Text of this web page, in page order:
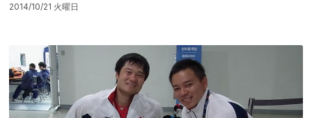
2014/10/21 火曜日